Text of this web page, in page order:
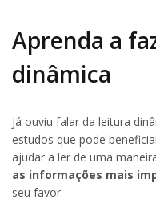
Aprenda a
dinâmica
Já ouviu falar da leitura
estudos que pode
ajudar a ler de uma
as informações mais
seu favor.